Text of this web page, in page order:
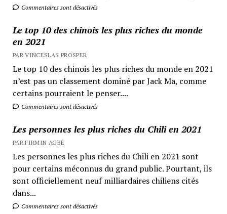
Commentaires sont désactivés
Le top 10 des chinois les plus riches du monde
en 2021
PAR VINCESLAS PROSPER
Le top 10 des chinois les plus riches du monde en 2021
n’est pas un classement dominé par Jack Ma, comme
certains pourraient le penser....
Commentaires sont désactivés
Les personnes les plus riches du Chili en 2021
PAR FIRMIN AGBÉ
Les personnes les plus riches du Chili en 2021 sont
pour certains méconnus du grand public. Pourtant, ils
sont officiellement neuf milliardaires chiliens cités
dans...
Commentaires sont désactivés